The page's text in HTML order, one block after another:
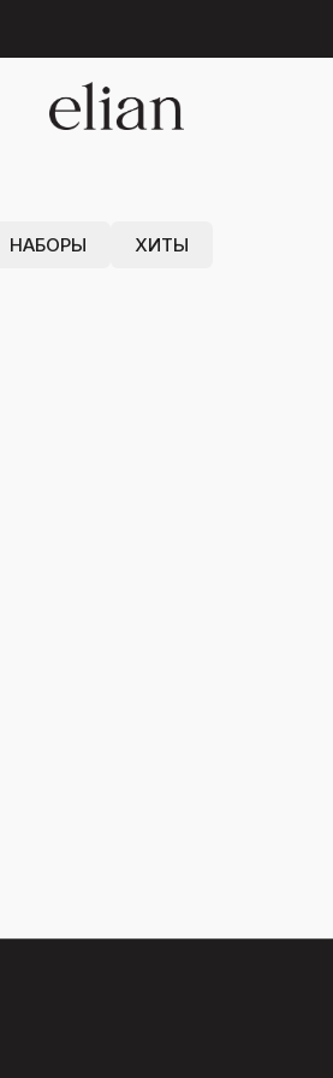
НАБОРЫ ХИТЫ